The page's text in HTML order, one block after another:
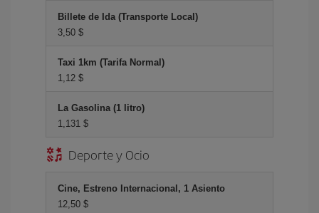
Billete de Ida (Transporte Local)
3,50 $
Taxi 1km (Tarifa Normal)
1,12 $
La Gasolina (1 litro)
1,131 $
Deporte y Ocio
Cine, Estreno Internacional, 1 Asiento
12,50 $